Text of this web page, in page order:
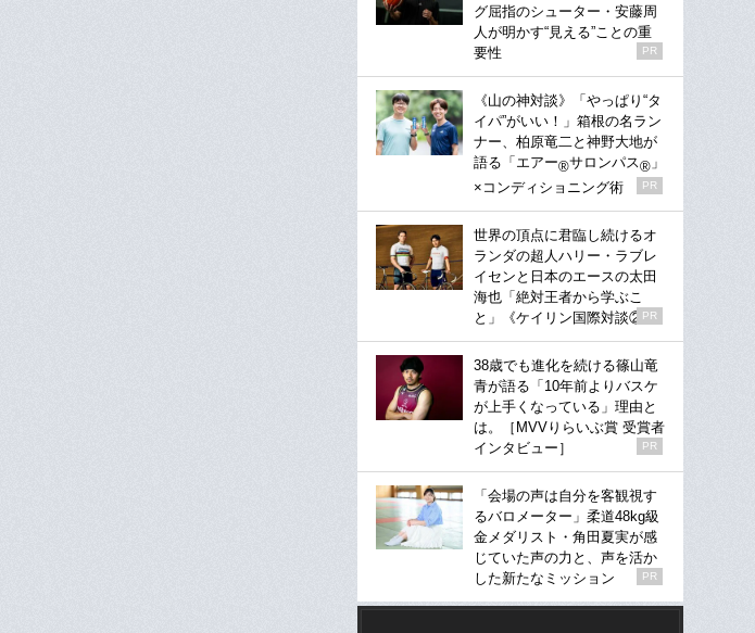
グ屈指のシューター・安藤周
人が明かす“見える”ことの重
要性
PR
《山の神対談》「やっぱり“タ
イパ”がいい！」箱根の名ラン
ナー、柏原竜二と神野大地が
語る「エアー®サロンパス® 」
×コンディショニング術
PR
世界の頂点に君臨し続けるオ
ランダの超人ハリー・ラブレ
イセンと日本のエースの太田
海也「絶対王者から学ぶこ
と」《ケイリン国際対談②》
PR
38歳でも進化を続ける篠山竜
青が語る「10年前よりバスケ
が上手くなっている」理由と
は。［MVVりらいぶ賞 受賞者
インタビュー］
PR
「会場の声は自分を客観視す
るバロメーター」柔道48kg級
金メダリスト・角田夏実が感
じていた声の力と、声を活か
した新たなミッション
PR